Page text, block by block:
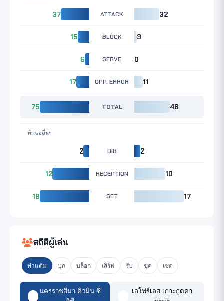
37 ATTACK 32
15 BLOCK 3
6 SERVE 0
17 OPP. ERROR 11
75 TOTAL 46
ทักษะอื่นๆ
2 DIG 2
12 RECEPTION 10
18 SET 17
สถิติผู้เล่น
ทำแต้ม บุก บล็อก เสิร์ฟ รับ ขุด เซต
นครราชสีมา คิวมิน ซี
เอโฟร์เอส เกาะกูดคา